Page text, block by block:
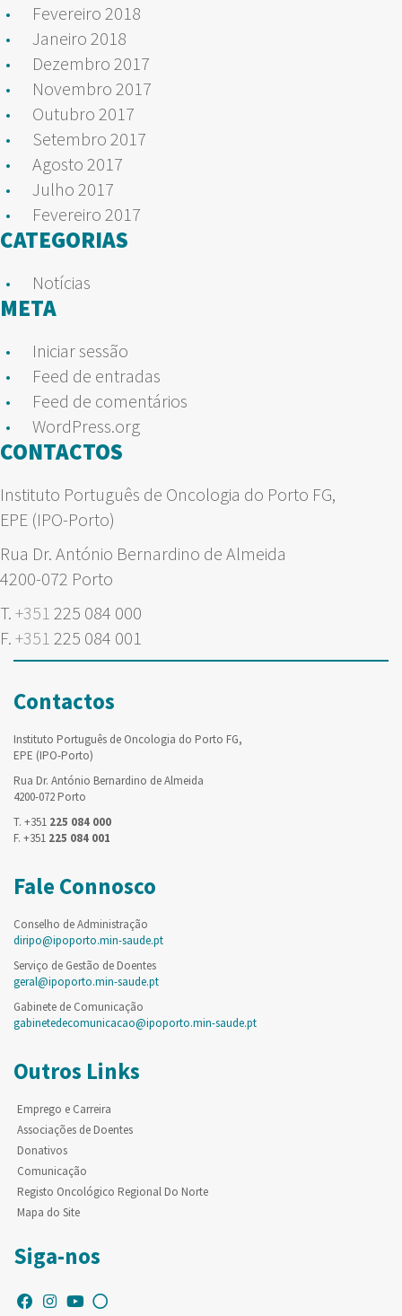
Fevereiro 2018
Janeiro 2018
Dezembro 2017
Novembro 2017
Outubro 2017
Setembro 2017
Agosto 2017
Julho 2017
Fevereiro 2017
CATEGORIAS
Notícias
META
Iniciar sessão
Feed de entradas
Feed de comentários
WordPress.org
CONTACTOS
Instituto Português de Oncologia do Porto FG,
EPE (IPO-Porto)
Rua Dr. António Bernardino de Almeida
4200-072 Porto
T. +351 225 084 000
F. +351 225 084 001
Contactos
Instituto Português de Oncologia do Porto FG,
EPE (IPO-Porto)
Rua Dr. António Bernardino de Almeida
4200-072 Porto
T. +351 225 084 000
F. +351 225 084 001
Fale Connosco
Conselho de Administração
diripo@ipoporto.min-saude.pt
Serviço de Gestão de Doentes
geral@ipoporto.min-saude.pt
Gabinete de Comunicação
gabinetedecomunicacao@ipoporto.min-saude.pt
Outros Links
Emprego e Carreira
Associações de Doentes
Donativos
Comunicação
Registo Oncológico Regional Do Norte
Mapa do Site
Siga-nos